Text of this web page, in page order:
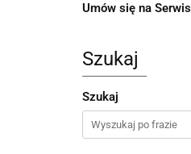
Umów się na Serwis
Szukaj
Szukaj